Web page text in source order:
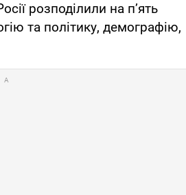
розподілили на п’ять
та політику, демографію,